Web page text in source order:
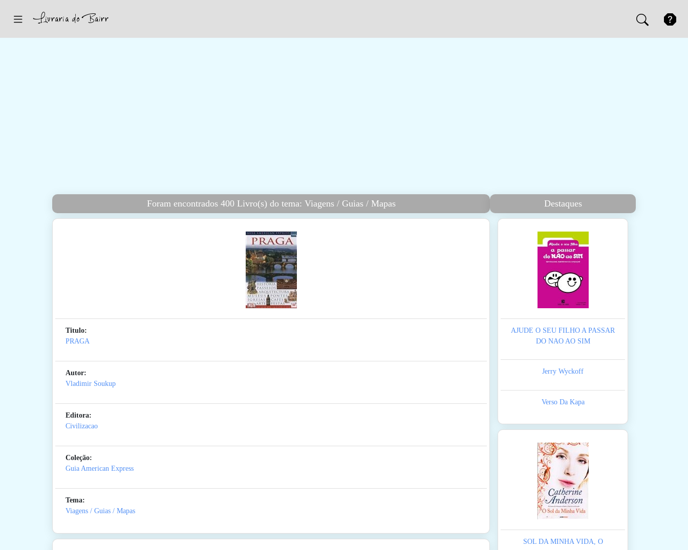
Foram encontrados 400 Livro(s) do tema: Viagens / Guias / Mapas
Titulo:
PRAGA
Autor:
Vladimir Soukup
Editora:
Civilizacao
Coleção:
Guia American Express
Tema:
Viagens / Guias / Mapas
Destaques
AJUDE O SEU FILHO A PASSAR
DO NAO AO SIM
Jerry Wyckoff
Verso Da Kapa
SOL DA MINHA VIDA, O